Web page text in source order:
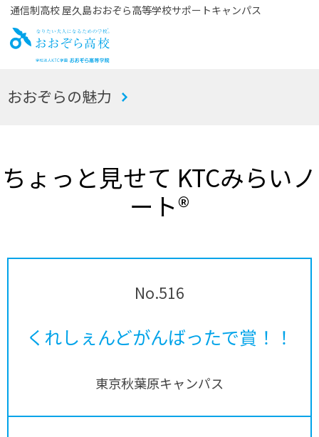
通信制高校 屋久島おおぞら高等学校サポートキャンパス
お
おおぞらの魅力
ちょっと見せて KTCみらいノ
ート®
No.516
くれしぇんどがんばったで賞！！
東京秋葉原キャンパス